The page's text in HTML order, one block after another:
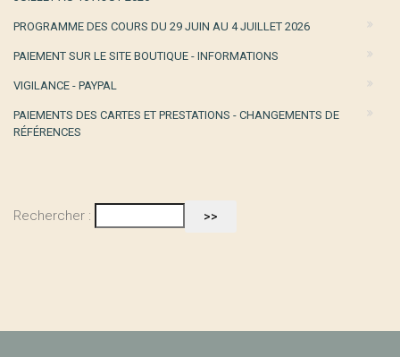
PROGRAMME DES COURS DU 29 JUIN AU 4 JUILLET 2026
PAIEMENT SUR LE SITE BOUTIQUE - INFORMATIONS
VIGILANCE - PAYPAL
PAIEMENTS DES CARTES ET PRESTATIONS - CHANGEMENTS DE
RÉFÉRENCES
Rechercher :